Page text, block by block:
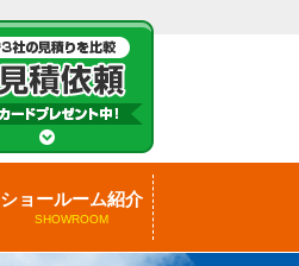
ショールーム紹介
SHOWROOM